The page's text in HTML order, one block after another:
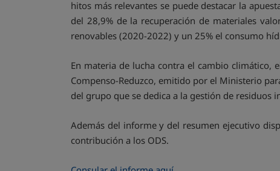
hitos más relevantes se puede destacar la
del 28,9% de la recuperación de materiales
renovables (2020-2022) y un 25% el consumo
En materia de lucha contra el cambio climático,
Compenso-Reduzco, emitido por el Ministerio
del grupo que se dedica a la gestión de residuos
Además del informe y del resumen ejecutivo
contribución a los ODS.